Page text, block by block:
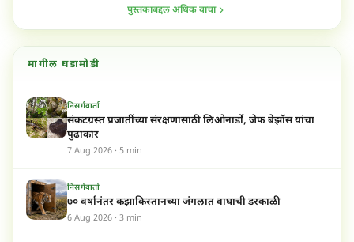
पुस्तकाबद्दल अधिक वाचा
मागील घडामोडी
निसर्गवार्ता
संकटग्रस्त प्रजातींच्या संरक्षणासाठी लिओनार्डो, जेफ बेझॉस यांचा
पुढाकार
7 Aug 2026 · 5 min
निसर्गवार्ता
७० वर्षांनंतर कझाकिस्तानच्या जंगलात वाघाची डरकाळी
6 Aug 2026 · 3 min